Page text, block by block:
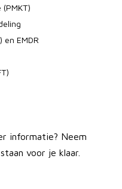
EMDR
informatie? Neem
voor je klaar.